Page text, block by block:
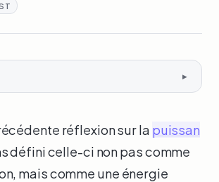
réflexion sur la puissan
défini celle-ci non pas comme
mais comme une énergie